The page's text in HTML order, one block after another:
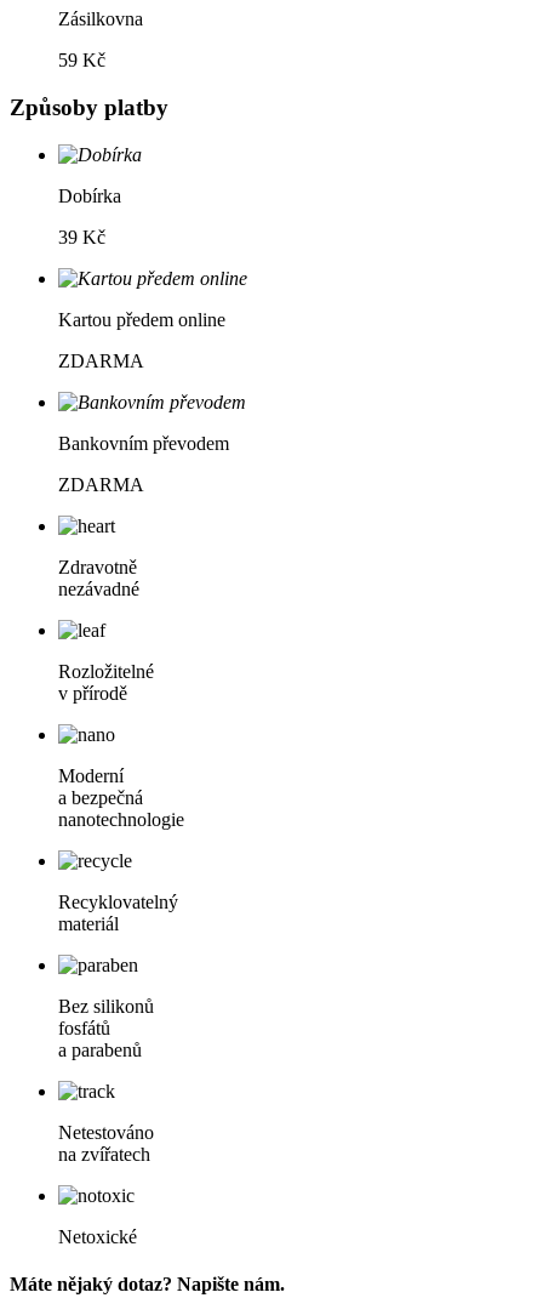
Zásilkovna
59 Kč
Způsoby platby
Dobírka
39 Kč
Kartou předem online
ZDARMA
Bankovním převodem
ZDARMA
Zdravotně
nezávadné
Rozložitelné
v přírodě
Moderní
a bezpečná
nanotechnologie
Recyklovatelný
materiál
Bez silikonů
fosfátů
a parabenů
Netestováno
na zvířatech
Netoxické
Máte nějaký dotaz? Napište nám.